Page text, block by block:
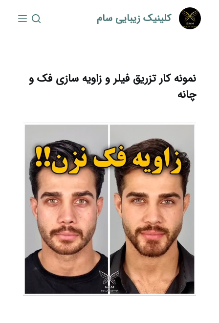
کلینیک زیبایی سام
نمونه کار تزریق فیلر و زاویه سازی فک و
چانه